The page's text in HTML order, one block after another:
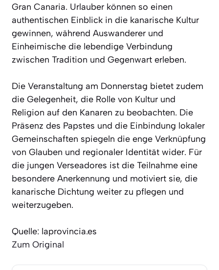
Gran Canaria. Urlauber können so einen
authentischen Einblick in die kanarische Kultur
gewinnen, während Auswanderer und
Einheimische die lebendige Verbindung
zwischen Tradition und Gegenwart erleben.
Die Veranstaltung am Donnerstag bietet zudem
die Gelegenheit, die Rolle von Kultur und
Religion auf den Kanaren zu beobachten. Die
Präsenz des Papstes und die Einbindung lokaler
Gemeinschaften spiegeln die enge Verknüpfung
von Glauben und regionaler Identität wider. Für
die jungen Verseadores ist die Teilnahme eine
besondere Anerkennung und motiviert sie, die
kanarische Dichtung weiter zu pflegen und
weiterzugeben.
Quelle: laprovincia.es
Zum Original